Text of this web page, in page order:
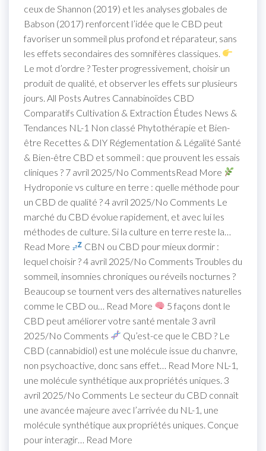
ceux de Shannon (2019) et les analyses globales de
Babson (2017) renforcent l’idée que le CBD peut
favoriser un sommeil plus profond et réparateur, sans
les effets secondaires des somnifères classiques.
Le mot d’ordre ? Tester progressivement, choisir un
produit de qualité, et observer les effets sur plusieurs
jours. All Posts Autres Cannabinoïdes CBD
Comparatifs Cultivation & Extraction Études News &
Tendances NL-1 Non classé Phytothérapie et Bien-
être Recettes & DIY Réglementation & Légalité Santé
& Bien-être CBD et sommeil : que prouvent les essais
cliniques ? 7 avril 2025/No CommentsRead More
Hydroponie vs culture en terre : quelle méthode pour
un CBD de qualité ? 4 avril 2025/No Comments Le
marché du CBD évolue rapidement, et avec lui les
méthodes de culture. Si la culture en terre reste la…
Read More
CBN ou CBD pour mieux dormir :
lequel choisir ? 4 avril 2025/No Comments Troubles du
sommeil, insomnies chroniques ou réveils nocturnes ?
Beaucoup se tournent vers des alternatives naturelles
comme le CBD ou… Read More
5 façons dont le
CBD peut améliorer votre santé mentale 3 avril
2025/No Comments
Qu’est-ce que le CBD ? Le
CBD (cannabidiol) est une molécule issue du chanvre,
non psychoactive, donc sans effet… Read More NL-1,
une molécule synthétique aux propriétés uniques. 3
avril 2025/No Comments Le secteur du CBD connaît
une avancée majeure avec l’arrivée du NL-1, une
molécule synthétique aux propriétés uniques. Conçue
pour interagir… Read More